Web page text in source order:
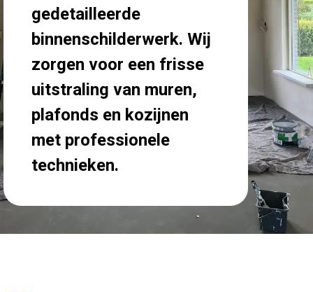
gedetailleerde
binnenschilderwerk. Wij
zorgen voor een frisse
uitstraling van muren,
plafonds en kozijnen
met professionele
technieken.